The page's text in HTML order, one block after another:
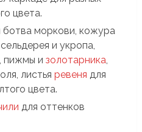
цвета.
моркови, кожура
и укропа,
пижмы и золотарника,
листья ревеня для
цвета.
для оттенков